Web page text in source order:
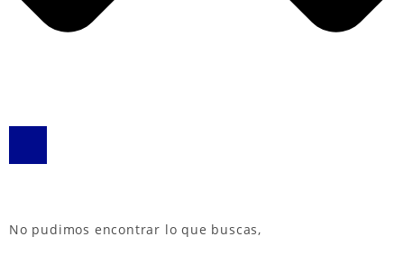
No pudimos encontrar lo que buscas,